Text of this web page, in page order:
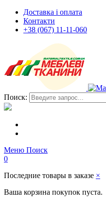
Доставка і оплата
Контакти
+38 (067) 11-11-060
Поиск:
Меню Поиск
0
Последние товары в заказе ×
Ваша корзина покупок пуста.